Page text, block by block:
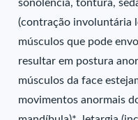
sonolência, tontura,
(contração involuntária
músculos que pode
resultar em postura
músculos da face
movimentos anormais